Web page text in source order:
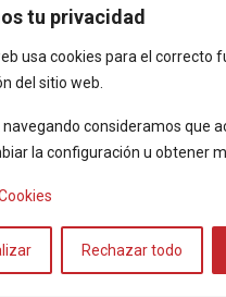
tu privacidad
usa cookies para el correcto
del sitio web.
consideramos que
la configuración u obtener
Rechazar todo
formativos